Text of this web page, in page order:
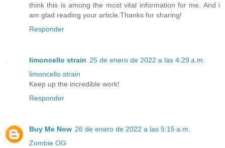
think this is among the most vital information for me. And i
am glad reading your article.Thanks for sharing!
Responder
limoncello strain 25 de enero de 2022 a las 4:29 a.m.
limoncello strain
Keep up the incredible work!
Responder
Buy Me Now 26 de enero de 2022 a las 5:15 a.m.
Zombie OG